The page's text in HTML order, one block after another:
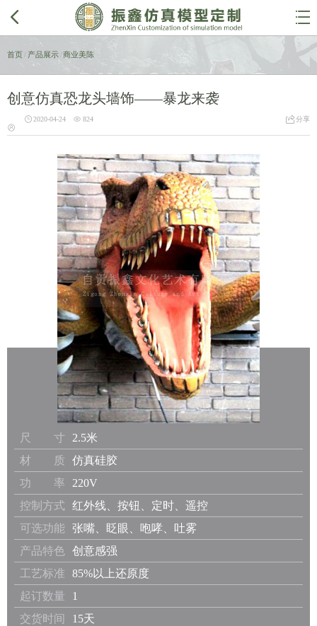
 
首页 产品展示/商业美陈
创意仿真恐龙头墙饰——暴龙来袭

 2020-04-24  824 分享
尺 寸
2.5米
材 质
仿真硅胶
功 率
220V
控制方式
红外线、按钮、定时、遥控
可选功能
张嘴、眨眼、咆哮、吐雾
产品特色
创意感强
工艺标准
85%以上还原度
起订数量
1
交货时间
15天